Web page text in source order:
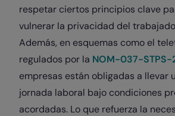
respetar ciertos principios clave
vulnerar la privacidad del
Además, en esquemas como el
regulados por la NOM-037-STPS-
empresas están obligadas a llevar
jornada laboral bajo condiciones
acordadas. Lo que refuerza la